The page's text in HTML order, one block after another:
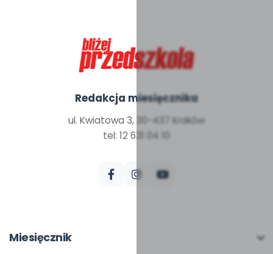
Redakcja miesięcznika
ul. Kwiatowa 3, 30-437 Kraków
tel: 12 631 04 10
Miesięcznik